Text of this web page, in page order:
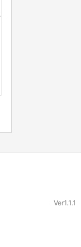
Ver1.1.1